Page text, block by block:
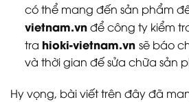
có thể mang đến sản phẩm
vietnam.vnđể công ty kiểm
tra hioki-vietnam.vn sẽ báo
và thời gian đế sửa chữa sản
Hy vọng, bài viết trên đây đã